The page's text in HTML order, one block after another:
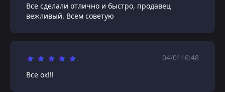
Все сделали отлично и быстро, продавец
вежливый. Всем советую
04/01 16:48
Все ок!!!